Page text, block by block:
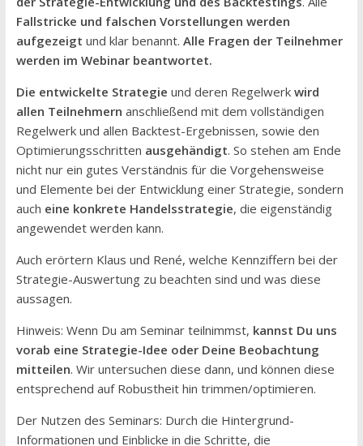
Fallstricke und falschen Vorstellungen werden
aufgezeigt und klar benannt. Alle Fragen der Teilnehmer
werden im Webinar beantwortet.
Die entwickelte Strategie und deren Regelwerk wird
allen Teilnehmern anschließend mit dem vollständigen
Regelwerk und allen Backtest-Ergebnissen, sowie den
Optimierungsschritten ausgehändigt. So stehen am Ende
nicht nur ein gutes Verständnis für die Vorgehensweise
und Elemente bei der Entwicklung einer Strategie, sondern
auch eine konkrete Handelsstrategie, die eigenständig
angewendet werden kann.
Auch erörtern Klaus und René, welche Kennziffern bei der
Strategie-Auswertung zu beachten sind und was diese
aussagen.
Hinweis: Wenn Du am Seminar teilnimmst, kannst Du uns
vorab eine Strategie-Idee oder Deine Beobachtung
mitteilen. Wir untersuchen diese dann, und können diese
entsprechend auf Robustheit hin trimmen/optimieren.
Der Nutzen des Seminars: Durch die Hintergrund-
Informationen und Einblicke in die Schritte, die